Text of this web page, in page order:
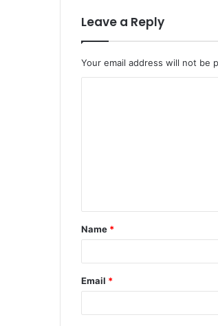
Leave a Reply
Your email address will not be
Name *
Email *